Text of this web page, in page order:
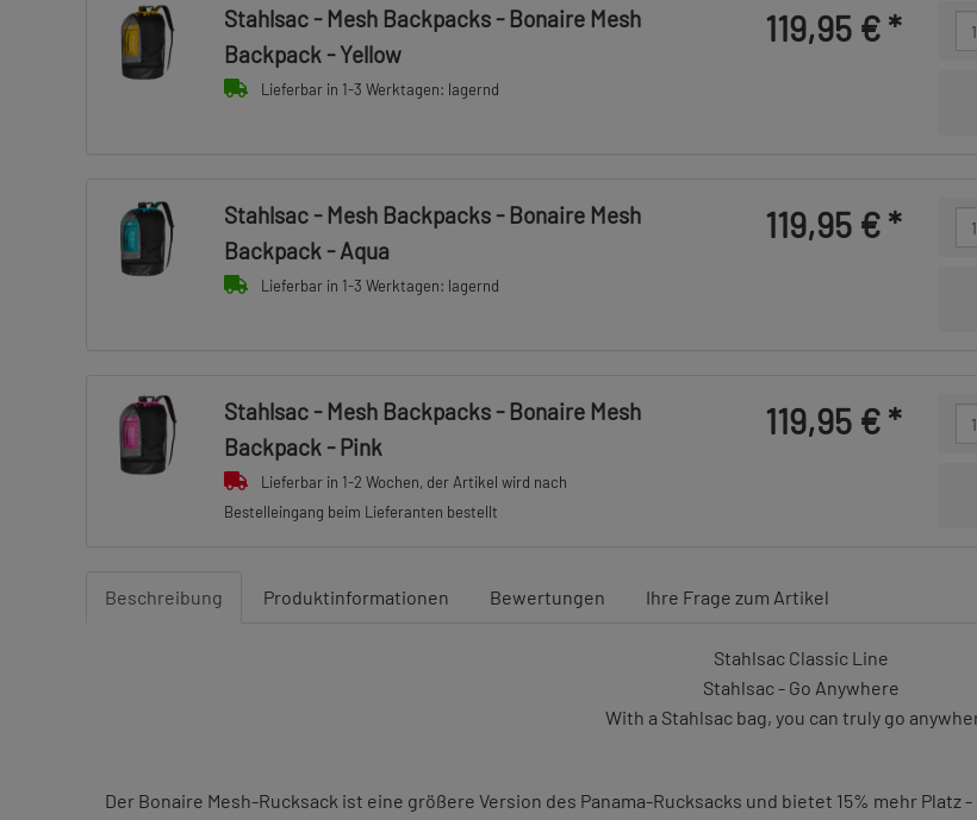
Stahlsac - Mesh Backpacks - Bonaire Mesh
Backpack - Yellow
Lieferbar in 1-3 Werktagen: lagernd
119,95 €*
Stahlsac - Mesh Backpacks - Bonaire Mesh
Backpack - Aqua
Lieferbar in 1-3 Werktagen: lagernd
119,95 €*
Stahlsac - Mesh Backpacks - Bonaire Mesh
Backpack - Pink
Lieferbar in 1-2 Wochen, der Artikel wird nach
Bestelleingang beim Lieferanten bestellt
119,95 €*
Beschreibung Produktinformationen Bewertungen Ihre Frage zum Artikel
Stahlsac Classic Line
Stahlsac - Go Anywhere
With a Stahlsac bag, you can truly go
Der Bonaire Mesh-Rucksack ist eine größere Version des Panama-Rucksacks und bietet 15% mehr